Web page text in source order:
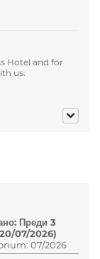
Hotel and for
us.
Преди 3
07/2026)
07/2026